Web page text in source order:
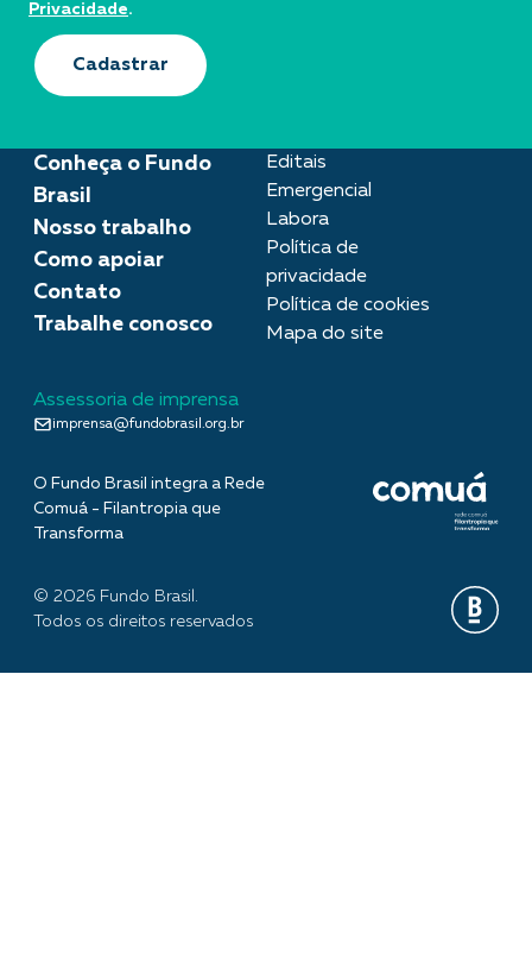
Conheça o Fundo
Brasil
Nosso trabalho
Como apoiar
Contato
Trabalhe conosco
Editais
Emergencial
Labora
Política de
privacidade
Política de cookies
Mapa do site
Assessoria de imprensa
imprensa@fundobrasil.org.br
O Fundo Brasil integra a Rede
Comuá - Filantropia que
Transforma
Privacidade.
Cadastrar
© 2026 Fundo Brasil.
Todos os direitos reservados